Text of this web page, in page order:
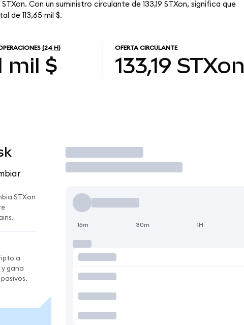
Con un suministro circulante de 133,19 STXon, significa que
de 113,65 mil $.
(24 H)
mil $
OFERTA CIRCULANTE
133,19 STXon
STXon
a
gana
Operar
15m 30m 1H